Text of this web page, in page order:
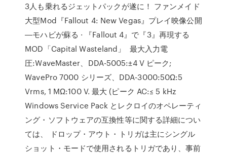
3人も乗れるジェットパックが遂に！ ファンメイド
大型Mod『Fallout 4: New Vegas』プレイ映像公開
―モハビが蘇る · 『Fallout 4』で『3』再現する
MOD「Capital Wasteland」 最大入力電
圧:WaveMaster、DDA-5005:±4 V ピーク;
WavePro 7000 シリーズ、DDA-3000:50Ω:5
Vrms, 1 MΩ:100 V. 最大 (ピーク AC:≤ 5 kHz
Windows Service Pack とレクロイのオペレーティ
ング・ソフトウェアの互換性等に関する詳細につい
ては、 ドロップ・アウト・トリガは主にシングル
ショット・モードで使用されるトリガであり、事前